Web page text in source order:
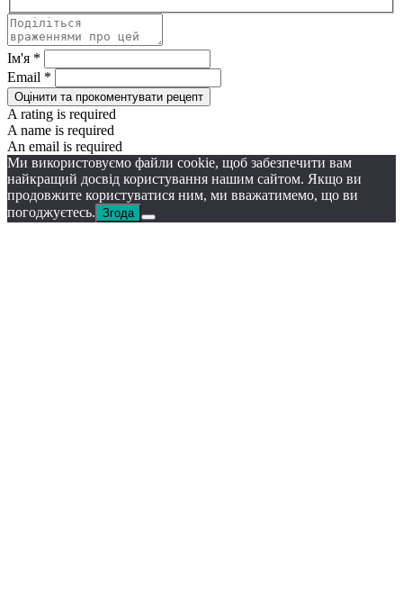
Ім'я *
Email *
Оцінити та прокоментувати рецепт
A rating is required
A name is required
An email is required
Ми використовуємо файли cookie, щоб забезпечити вам
найкращий досвід користування нашим сайтом. Якщо ви
продовжите користуватися ним, ми вважатимемо, що ви
погоджуєтесь. Згода